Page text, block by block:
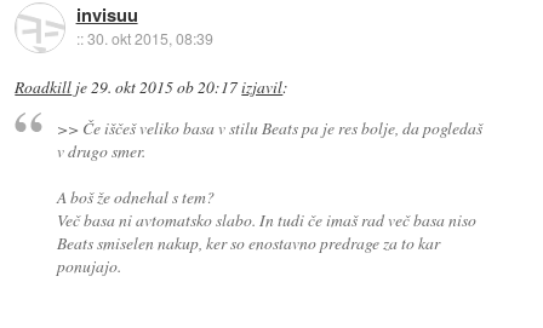
invisuu
::30. okt 2015, 08:39
Roadkill je29. okt 2015 ob 20:17izjavil:
>> Če iščeš veliko basa v stilu Beats pa je res bolje, da pogledaš
v drugo smer.
A boš že odnehal s tem?
Več basa ni avtomatsko slabo. In tudi če imaš rad več basa niso
Beats smiselen nakup, ker so enostavno predrage za to kar
ponujajo.